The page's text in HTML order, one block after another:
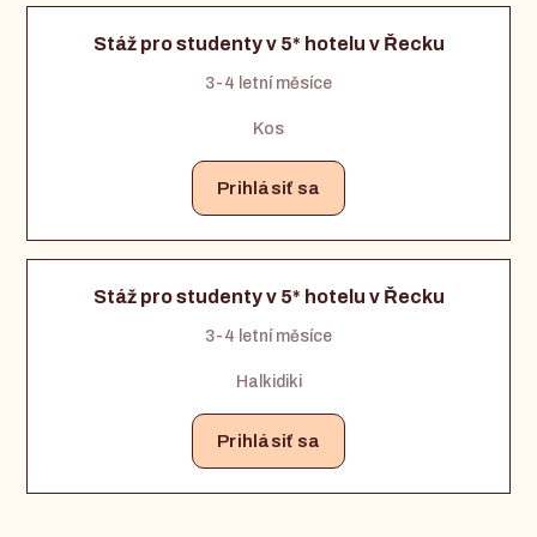
Stáž pro studenty v 5* hotelu v Řecku
3-4 letní měsíce
Kos
Prihlásiť sa
Stáž pro studenty v 5* hotelu v Řecku
3-4 letní měsíce
Halkidiki
Prihlásiť sa